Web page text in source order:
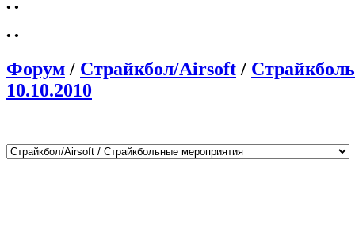
• •
• •
Форум / Страйкбол/Airsoft /
10.10.2010